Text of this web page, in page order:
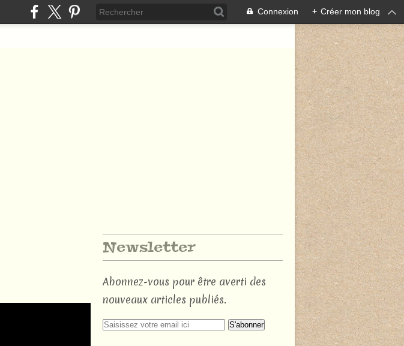
Connexion + Créer mon blog
Newsletter
Abonnez-vous pour être averti des
nouveaux articles publiés.